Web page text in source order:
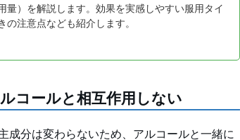
量）を解説します。効果を実感しやすい服用タイ
の注意点なども紹介します。
コールと相互作用しない
成分は変わらないため、アルコールと一緒に